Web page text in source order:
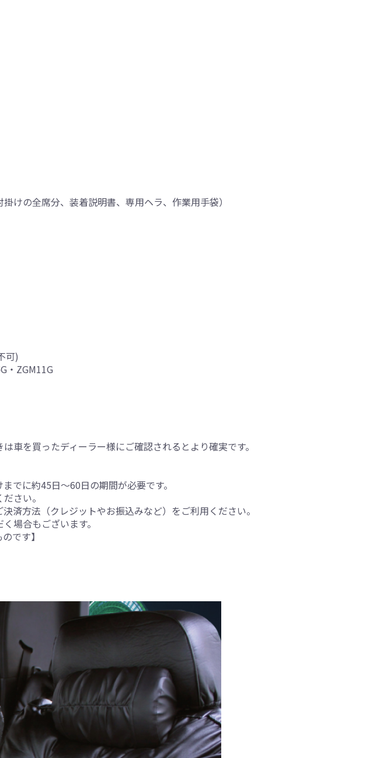
けの全席分、装着説明書、専用ヘラ、作業用手袋）
可)
・ZGM11G
を買ったディーラー様にご確認されるとより確実です。
でに約45日～60日の期間が必要です。
さい。
済方法（クレジットやお振込みなど）をご利用ください。
場合もございます。
です】